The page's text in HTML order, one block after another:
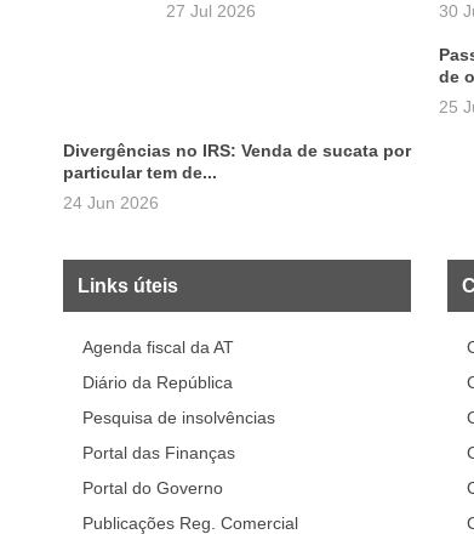
27 Jul 2026
30
de
25
Divergências no IRS: Venda de sucata por
particular tem de...
24 Jun 2026
Links úteis
Agenda fiscal da AT
Diário da República
Pesquisa de insolvências
Portal das Finanças
Portal do Governo
Publicações Reg. Comercial